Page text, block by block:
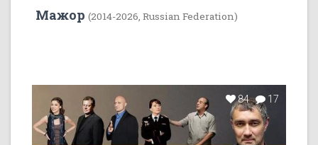
Мажор (2014-2026, Russian Federation)
84 17